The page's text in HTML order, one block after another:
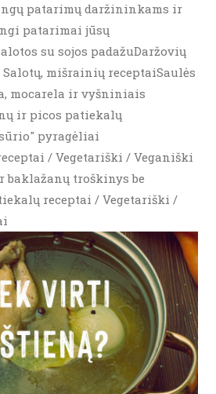
patarimų daržininkams ir
patarimai jūsų
su sojos padažuDaržovių
mišrainių receptaiSaulės
mocarela ir vyšniniais
ir picos patiekalų
pyragėliai
/ Vegetariški / Veganiški
troškinys be
receptai / Vegetariški /